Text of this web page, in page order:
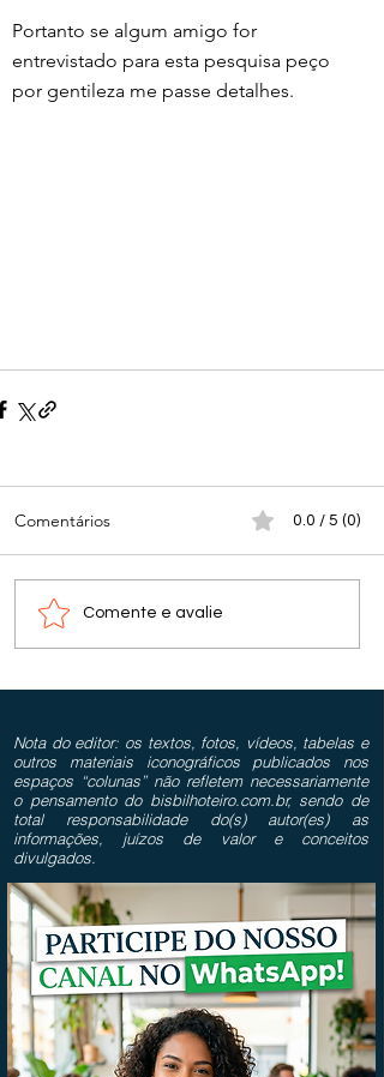
Portanto se algum amigo for
entrevistado para esta pesquisa peço
por gentileza me passe detalhes.
Comentários 0.0 / 5 (0)
Comente e avalie
Nota do editor: os textos, fotos, vídeos, tabelas e
outros materiais iconográficos publicados nos
espaços “colunas” não refletem necessariamente
o pensamento do bisbilhoteiro.com.br, sendo de
total responsabilidade do(s) autor(es) as
informações, juízos de valor e conceitos
divulgados.